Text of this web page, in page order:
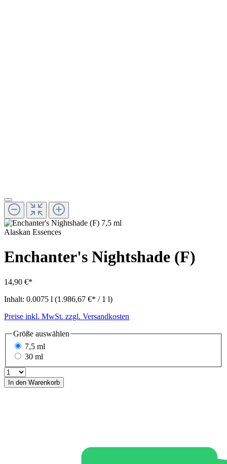
Alaskan Essences
Enchanter's Nightshade (F)
14,90 €*
Inhalt: 0.0075 l (1.986,67 €* / 1 l)
Preise inkl. MwSt. zzgl. Versandkosten
Größe auswählen
7,5 ml
30 ml
In den Warenkorb